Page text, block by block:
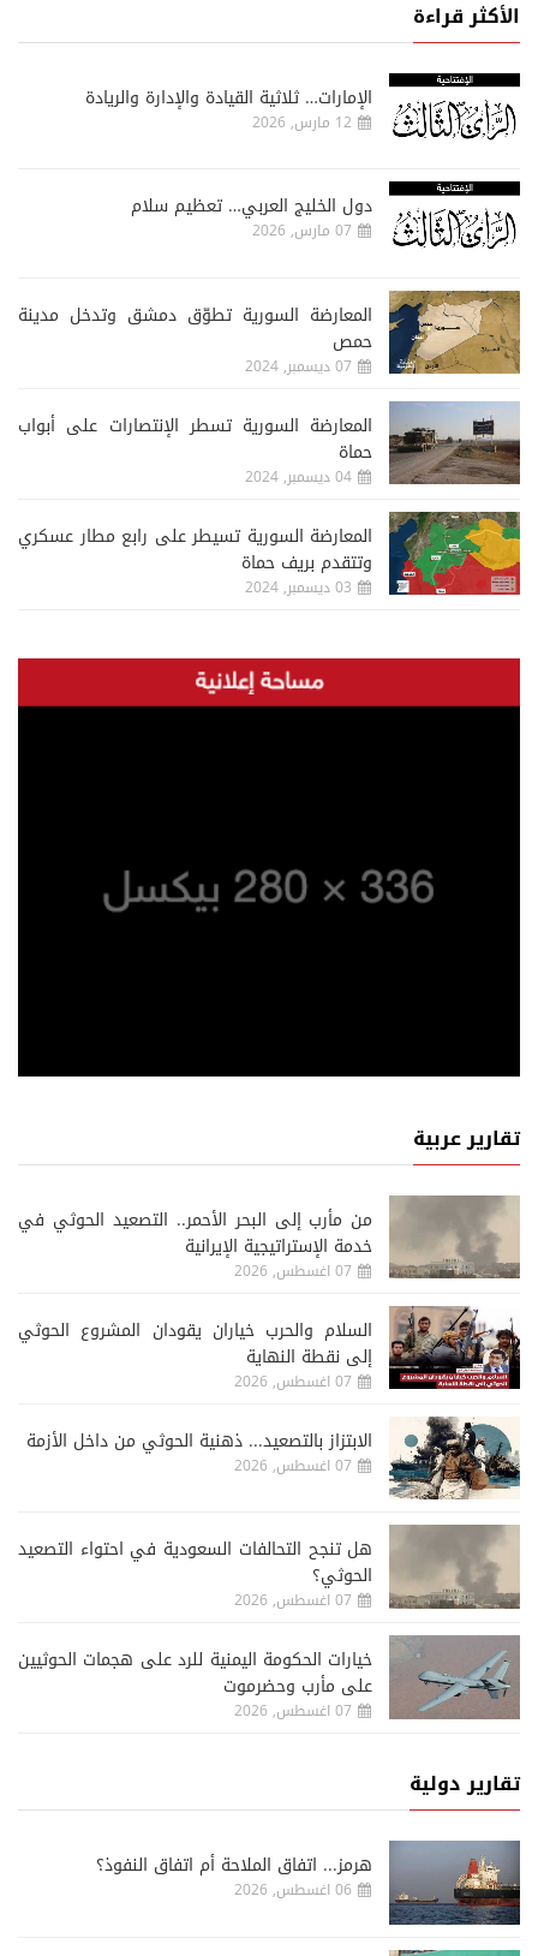
الأكثر قراءة
الإمارات… ثلاثية القيادة والإدارة والريادة
12 مارس, 2026
دول الخليج العربي… تعظيم سلام
07 مارس, 2026
المعارضة السورية تطوّق دمشق وتدخل مدينة
حمص
07 ديسمبر, 2024
المعارضة السورية تسطر الإنتصارات على أبواب
حماة
04 ديسمبر, 2024
المعارضة السورية تسيطر على رابع مطار عسكري
وتتقدم بريف حماة
03 ديسمبر, 2024
تقارير عربية
من مأرب إلى البحر الأحمر.. التصعيد الحوثي في
خدمة الإستراتيجية الإيرانية
07 اغسطس, 2026
السلام والحرب خياران يقودان المشروع الحوثي
إلى نقطة النهاية
07 اغسطس, 2026
الابتزاز بالتصعيد... ذهنية الحوثي من داخل الأزمة
07 اغسطس, 2026
هل تنجح التحالفات السعودية في احتواء التصعيد
الحوثي؟
07 اغسطس, 2026
خيارات الحكومة اليمنية للرد على هجمات الحوثيين
على مأرب وحضرموت
07 اغسطس, 2026
تقارير دولية
هرمز... اتفاق الملاحة أم اتفاق النفوذ؟
06 اغسطس, 2026